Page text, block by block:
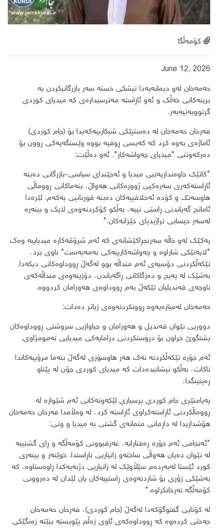
کۆمەڵگا
June 12, 2026
​حەمەخان لەو دیمانەیەدا تیشکی خستە سەر بازرگانیکردن بە
برینەکانی خەڵک و ئەو ئاڕاستە مەترسیدارەی کە میدیای کوردی
گرتوویەتیەبەر.
​فەرحان حەمەخان لە دەستپێکی شیکارییەکەیدا بۆ (جام کوردی)
ئاماژەی بەوە کرد کە کەیسی ڕوقیە بووە وێستگەیەکی ڕوون بۆ
دەرکەوتنی "میدیای چەواشەکار". ئەو دەڵێت:
​"کاتێک خاوەنداریەتیی میدیا و ئەجێندای سیاسی-بازرگانی دەبنە
ئاڕاستەکەری سەرەکیی ژوورەکانی هەواڵ، بنەماکانی ڕووماڵی
هاوسەنگ و کۆدە ئەخلاقییەکان دەبنە قوربانیی یەکەم. لێرەدا
ئامانج گەیاندنی ڕاستی نییە، بەڵکو کۆکردنەوەی لایک و بینەرە
لەسەر حیسابی تراژیدیای خێزانەکان."
​یەکێک لەو خاڵە سەرنجڕاکێشانەی کە ئەم شرۆڤەکارە میدیاییە وەک
"لایەنێکی شاراوە و چەواشەکارییەکی بەمەبەست" ناوی برد،
تێکەڵکردنی دۆسیەی ئەم منداڵە بوو لەگەڵ ڕووداوەکانی دیکەدا.
بەشێک لە پەیج و دەزگاکانی ڕاگەیاندن، دۆزینەوەی منداڵەکەی
ناوچەی قەندیلیان تێکەڵ بەم ڕووداوەی هەورامان کردووە.
​حەمەخان لەمبارەیەوە ڕوونکردنەوەی زیاتر دەدات:
​دووریی نێوان قەندیل و هەورامان و جیاوازیی سروشتی ڕووداوەکان
پشتگوێ خراون بۆ دروستکردنی درامایەکی میدیایی تەمومژاوی.
​ئەم جۆرە تێکەڵکردنە نەک هەر هاوسۆزی لەگەڵ بنەما مرۆییەکاندا
ناکات، بەڵکو نیشانیدەدات کە میدیای کوردی چۆن لە پێناو
ڕەیتینگدا،​
​پەیامنێری جام کوردی پرسیاری لێکەوتەکانی ئەم شێوازە لە
ڕووماڵکردنی ئاڕاستەکراوی ئاڕاستە کرد، لە وەڵامدا فەرحان حەمەخان
هۆشداریدا لە داڕمانی متمانەی گشتی بە میدیا و وتی:
"ئەنجامی ئەم جۆرە ڕەفتارانە، غەرقبوونی کۆمەڵگە و ڕای گشتییە
لە نێوان دەیان هەواڵی ساختەو زانیاریی ناڕاستدا. خوێنەر و بینەری
کورد ئێستا لەبەردەم سێڵاوێک لە زانیاریی دژبەیەکدا ڕاوەستاوە، کە
بەشێکی زۆری بۆ شاردنەوەی ڕاستییەکان یان لێدان لە دەروونی
کۆمەڵگە تەرخانکراوە."
​لە کۆتایی گفتوگۆکەدا لەگەڵ (جام کوردی)، فەرحان حەمەخان
جەختی کردەوە کە ڕووداوەکەی ئاوی زەڵم پێویستە ببێتە زەنگێکی